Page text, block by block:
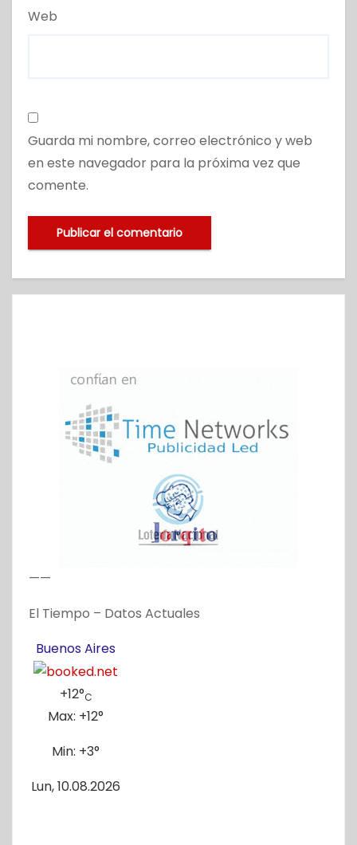
Web
Guarda mi nombre, correo electrónico y web
en este navegador para la próxima vez que
comente.
——
El Tiempo – Datos Actuales
Buenos Aires
+12°C
Max: +12°
Min: +3°
Lun, 10.08.2026